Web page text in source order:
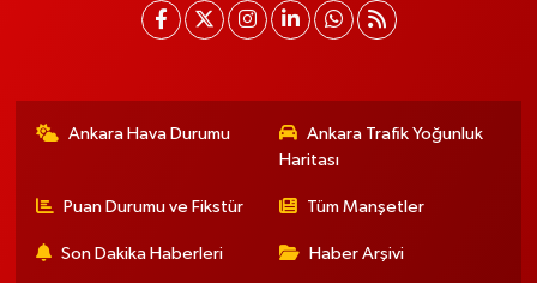
Ankara Hava Durumu
Ankara Trafik Yoğunluk
Haritası
Puan Durumu ve Fikstür Tüm Manşetler
Son Dakika Haberleri Haber Arşivi